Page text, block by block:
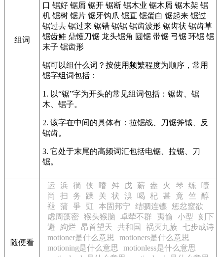
组词
口 锯好 锯屑 锯开 锯断 锯木业 锯木屑 锯木架 锯
机 锯树 锯片 锯牙钩爪 锯直 锯蛋白 锯起来 锯过
锯过去 锯过来 锯错 锯锯 锯齿波形 锯齿状 锯齿草
锯齿鲑 鼎镬刀锯 龙头锯角 圆锯 带锯 弓锯 环锯 锯
末子 锯齿形
锯可以组什么词？按使用频繁程度为顺序，常用
锯字组词包括：
1. 以“锯”字为开头的常见组词包括：锯齿、锯
木、锯子。
2. 该字在中间的具体有：拉锯战、刀锯斧钺、反
锯齿。
3. 它处于末尾的高频词汇包括电锯、拉锯、刀
锯。
随便看
运 浜 徜 侠 嗜 舛 戊 薪 盎 火 琴 练
噎
尚
扫 务 躁 关 状 溴 喝 杞 甚 竟 竺
醇
褪
蒲 爭 豇 本固邦宁 结驷连镳
惩忿窒欲
虑周藻密 猴头猴脑 卓荦不群 夷愉 小型
刻下
避
絢烂 昂首望天 共和国 祸灭九族
七步成诗
motioner是什么意思
motioners是什么意思
motioning是什么意思
motionless是什么意思